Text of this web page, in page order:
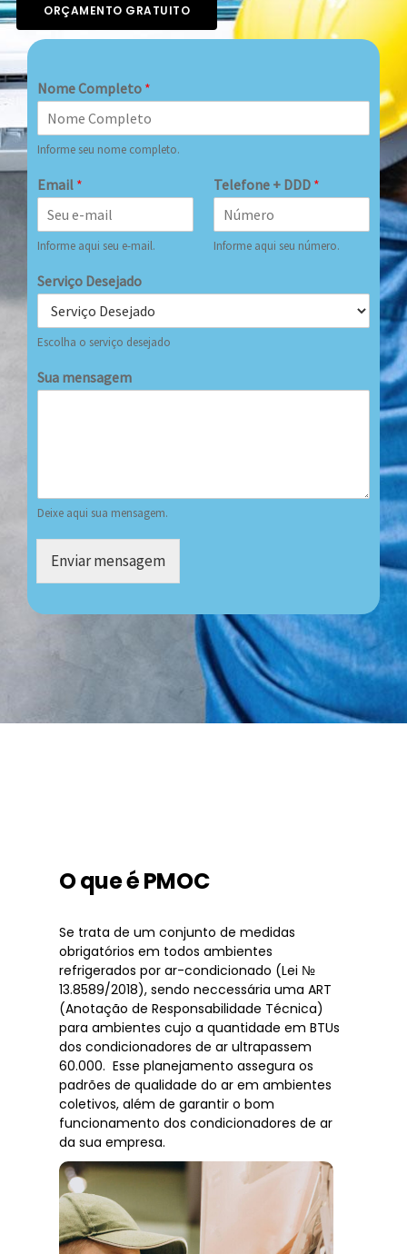
ORÇAMENTO GRATUITO
Nome Completo *
Informe seu nome completo.
Email *
Informe aqui seu e-mail.
Telefone + DDD *
Informe aqui seu número.
Serviço Desejado
Escolha o serviço desejado
Sua mensagem
Deixe aqui sua mensagem.
Enviar mensagem
O que é PMOC
Se trata de um conjunto de medidas
obrigatórios em todos ambientes
refrigerados por ar-condicionado (Lei №
13.8589/2018), sendo neccessária uma ART
(Anotação de Responsabilidade Técnica)
para ambientes cujo a quantidade em BTUs
dos condicionadores de ar ultrapassem
60.000. Esse planejamento assegura os
padrões de qualidade do ar em ambientes
coletivos, além de garantir o bom
funcionamento dos condicionadores de ar
da sua empresa.